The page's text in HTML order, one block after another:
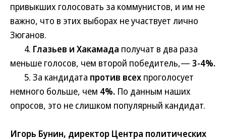
привыкших голосовать за коммунистов, и им не
важно, что в этих выборах не участвует лично
Зюганов.
4. Глазьев и Хакамада получат в два раза
меньше голосов, чем второй победитель,— 3-4%.
5. За кандидата против всех проголосует
немного больше, чем 4%. По данным наших
опросов, это не слишком популярный кандидат.
Игорь Бунин, директор Центра политических